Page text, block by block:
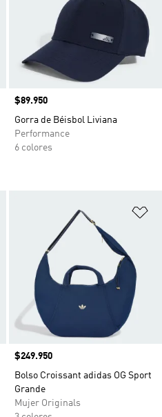
Precio
$89.950
Gorra de Béisbol Liviana
Performance
6 colores
Añadir a la lista de deseos
Precio
$249.950
Bolso Croissant adidas OG Sport
Grande
Mujer Originals